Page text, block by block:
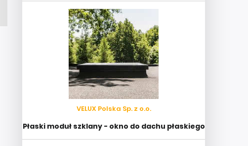
VELUX Polska Sp. z o.o.
Płaski moduł szklany - okno do dachu płaskiego